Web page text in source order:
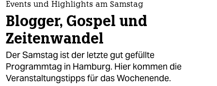
themen
politik
öko
gesellschaft
Events und Highlights am Samstag
Blogger, Gospel und
Zeitenwandel
Der Samstag ist der letzte gut gefüllte
Programmtag in Hamburg. Hier kommen die
Veranstaltungstipps für das Wochenende.